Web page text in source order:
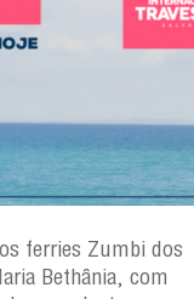
ferries Zumbi dos
Bethânia, com